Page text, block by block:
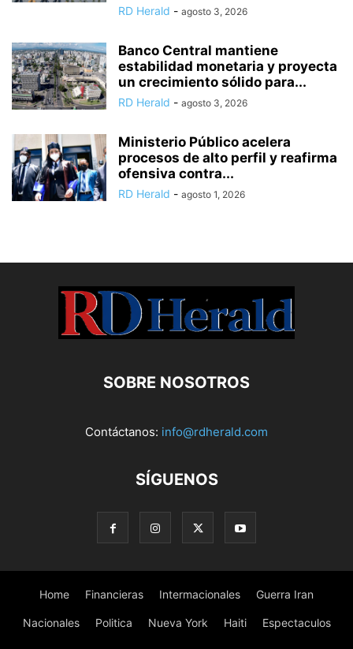
RD Herald - agosto 3, 2026
Banco Central mantiene
estabilidad monetaria y proyecta
un crecimiento sólido para...
RD Herald - agosto 3, 2026
Ministerio Público acelera
procesos de alto perfil y reafirma
ofensiva contra...
RD Herald - agosto 1, 2026
SOBRE NOSOTROS
Contáctanos: info@rdherald.com
SÍGUENOS
Home Financieras Intermacionales Guerra Iran
Nacionales Politica Nueva York Haiti Espectaculos